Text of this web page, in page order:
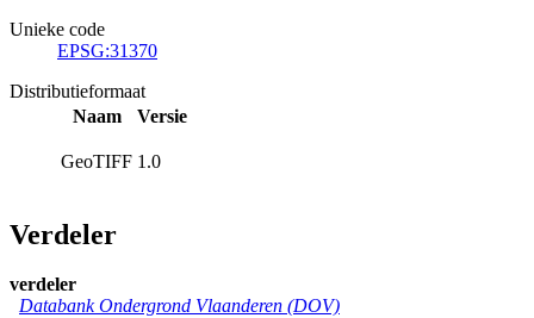
Unieke code
EPSG:31370
Distributieformaat
Naam
Versie
GeoTIFF 1.0
Verdeler
verdeler
Databank Ondergrond Vlaanderen (DOV)